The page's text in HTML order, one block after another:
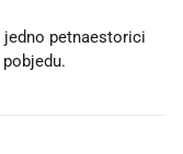
jedno petnaestorici